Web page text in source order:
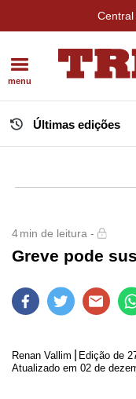
menu
Últimas edições
4min de leitura -
Greve pode
Renan Vallim Edição de
Atualizado em 02 de